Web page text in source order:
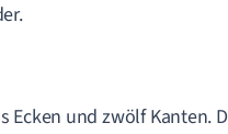
Ecken und zwölf Kanten.